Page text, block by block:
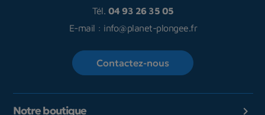
Tél. 04 93 26 35 05
E-mail : info@planet-plongee.fr
Contactez-nous
Notre boutique 